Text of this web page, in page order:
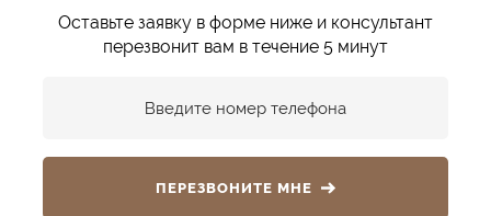
Оставьте заявку в форме ниже и консультант
перезвонит вам в течение 5 минут
Введите номер телефона
ПЕРЕЗВОНИТЕ МНЕ